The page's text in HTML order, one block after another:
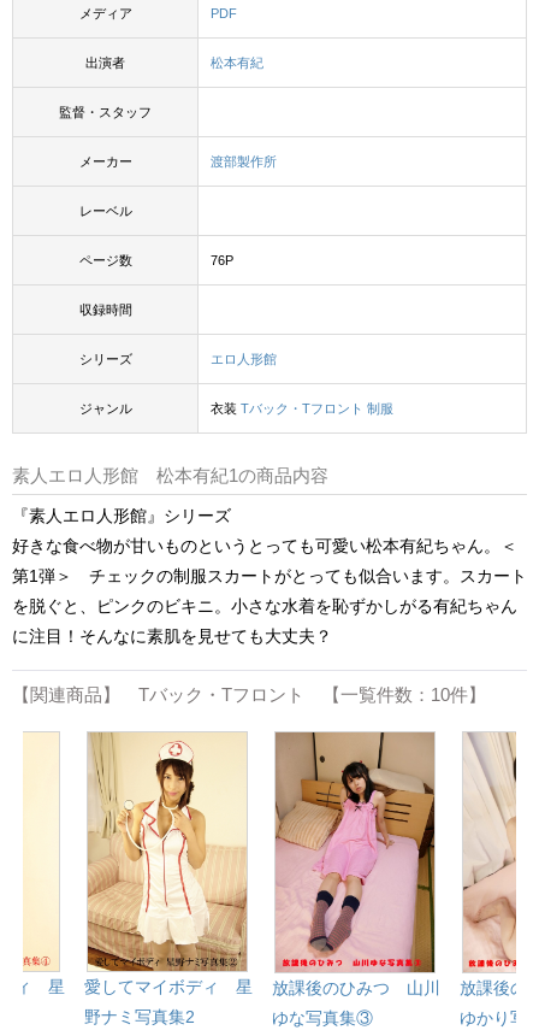
メディア PDF
出演者 松本有紀
監督・スタッフ
メーカー 渡部製作所
レーベル
ページ数 76P
収録時間
シリーズ エロ人形館
ジャンル 衣装 Tバック・Tフロント 制服
素人エロ人形館 松本有紀1の商品内容
『素人エロ人形館』シリーズ
好きな食べ物が甘いものというとっても可愛い松本有紀ちゃん。＜
第1弾＞ チェックの制服スカートがとっても似合います。スカート
を脱ぐと、ピンクのビキニ。小さな水着を恥ずかしがる有紀ちゃん
に注目！そんなに素肌を見せても大丈夫？
【関連商品】 Tバック・Tフロント 【一覧件数：10件】
ディ 星
愛してマイボディ 星
野ナミ写真集2
放課後のひみつ 山川
ゆな写真集③
放課後の
ゆかり写